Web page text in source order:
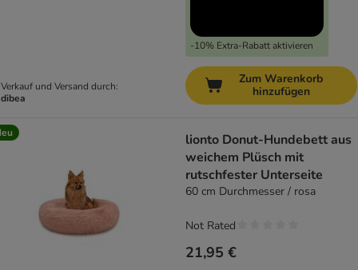
Verkauf und Versand durch:
dibea
-10% Extra-Rabatt aktivieren
Zum Warenkorb
hinzufügen
lionto Donut-Hundebett aus
weichem Plüsch mit
rutschfester Unterseite
60 cm Durchmesser / rosa
21,95 €
Not Rated